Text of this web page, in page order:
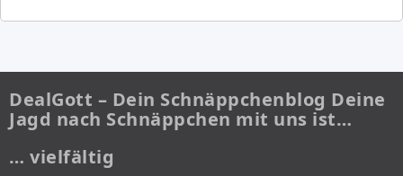
DealGott – Dein Schnäppchenblog Deine
Jagd nach Schnäppchen mit uns ist…
… vielfältig